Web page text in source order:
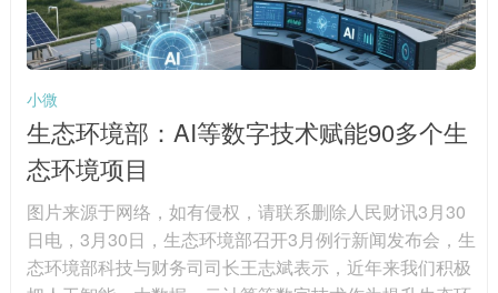
小微
生态环境部：AI等数字技术赋能90多个生
态环境项目
图片来源于网络，如有侵权，请联系删除人民财讯3月30
日电，3月30日，生态环境部召开3月例行新闻发布会，生
态环境部科技与财务司司长王志斌表示，近年来我们积极